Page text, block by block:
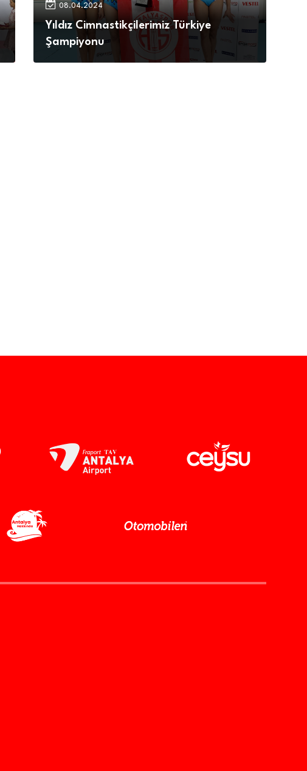
08.04.2024
Yıldız Cimnastikçilerimiz Türkiye
Şampiyonu